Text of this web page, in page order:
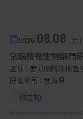
2026. 08.08（土）
宮臨技微生物部門
主催 : 宮城県臨床検査
開催場所 : 宮城県
微生物